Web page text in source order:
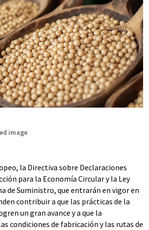
image
la Directiva sobre Declaraciones
para la Economía Circular y la Ley
de Suministro, que entrarán en vigor en
contribuir a que las prácticas de la
un gran avance y a que la
condiciones de fabricación y las rutas de